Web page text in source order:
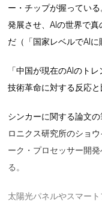
ー・チップが握ってい
発展させ、AIの世界で
だ（「国家レベルでAIに
「中国が現在のAIのト
技術革命に対する反応
シンカーに関する論文
ロニクス研究所のショ
ーク・プロセッサー開
る。
太陽光パネルやスマー